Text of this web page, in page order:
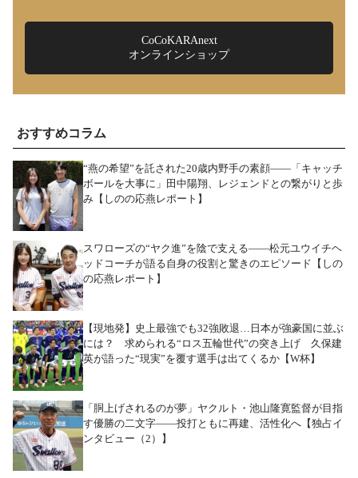
CoCoKARAnext
オンラインショップ
おすすめコラム
“燕の希望”を託された20歳内野手の素顔――「キャッチ
ボールを大事に」田中陽翔、レジェンドとの繋がりと歩
み【しのの応燕レポート】
スワローズの“ヤク進”を陰で支える――松元ユウイチヘ
ッドコーチが語る自身の役割と驚きのエピソード【しの
の応燕レポート】
【現地発】史上最強でも32強敗退…日本が強豪国に並ぶ
には？ 求められる“ロス五輪世代”の突き上げ 久保建
英が語った“現実”を覆す選手は出てくるか【W杯】
「胴上げされるのが夢」ヤクルト・池山隆寛監督が目指
す優勝の二文字――投打ともに再建、活性化へ【独占イ
ンタビュー（2）】